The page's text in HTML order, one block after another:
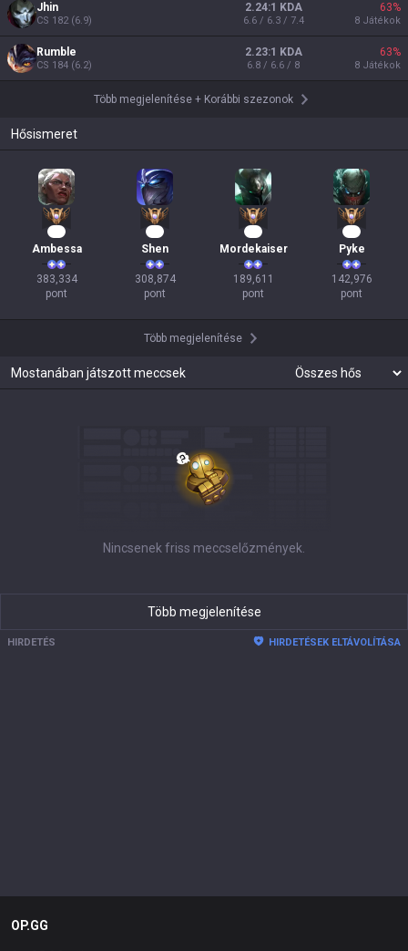
Jhin
CS 182(6.9)
2.24:1 KDA
6.6 / 6.3 / 7.4
63%
8 Játékok
Rumble
CS 184 (6.2)
2.23:1 KDA
6.8 / 6.6 / 8
63%
8 Játékok
Több megjelenítése+ Korábbi szezonok
Hősismeret
Ambessa
383,334
pont
Shen
308,874
pont
Mordekaiser
189,611
pont
Pyke
142,976
pont
Több megjelenítése
Mostanában játszott meccsek
Nincsenek friss meccselőzmények.
Több megjelenítése
HIRDETÉS HIRDETÉSEK ELTÁVOLÍTÁSA
OP.GG